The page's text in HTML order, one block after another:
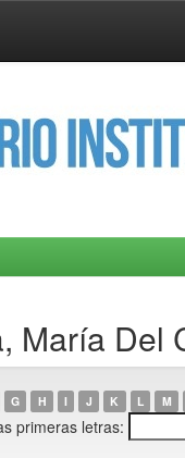
María Del
G H I J K L M
primeras letras: